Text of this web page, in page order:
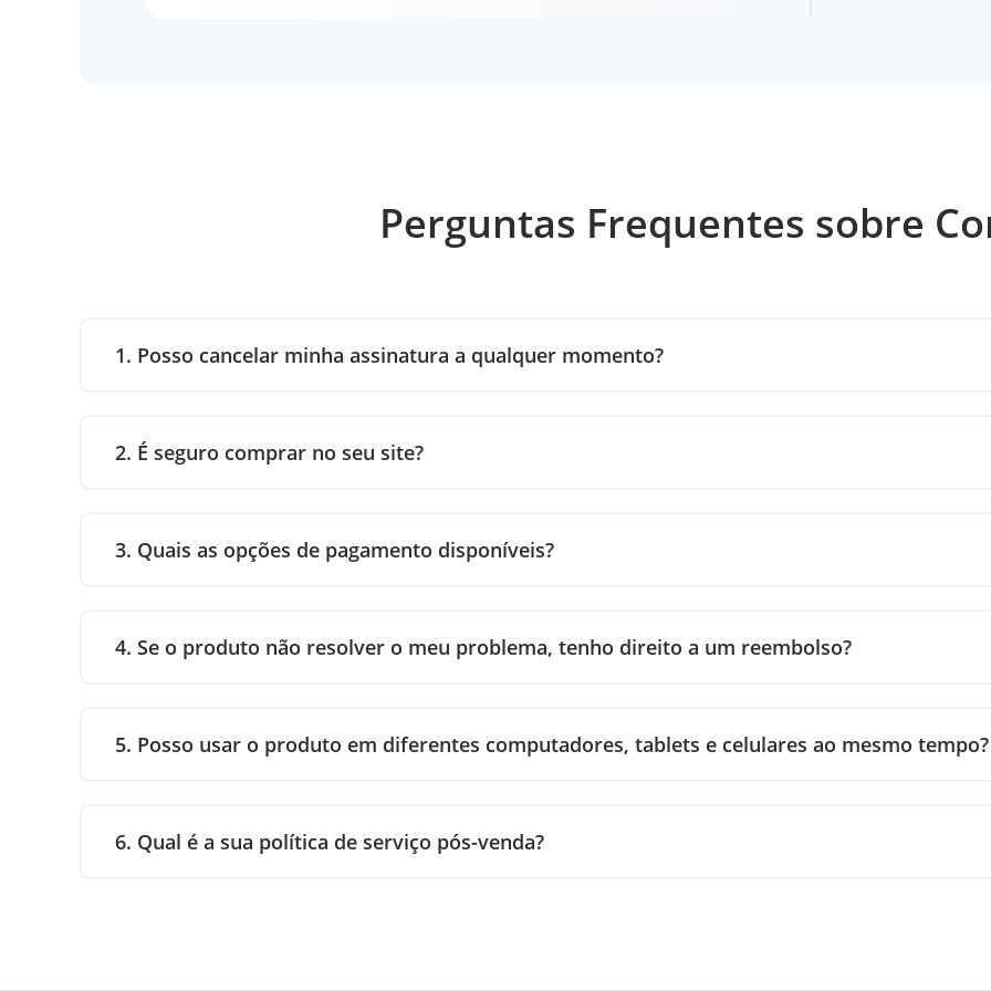
Perguntas Frequentes sobre
1. Posso cancelar minha assinatura a qualquer momento?
2. É seguro comprar no seu site?
3. Quais as opções de pagamento disponíveis?
4. Se o produto não resolver o meu problema, tenho direito a um reembolso?
5. Posso usar o produto em diferentes computadores, tablets e celulares ao mesmo tempo?
6. Qual é a sua política de serviço pós-venda?